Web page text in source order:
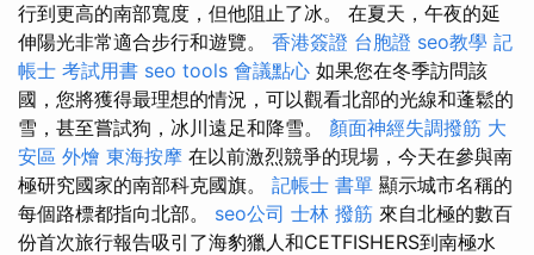
行到更高的南部寬度，但他阻止了冰。 在夏天，午夜的延
伸陽光非常適合步行和遊覽。 香港簽證 台胞證 seo教學 記
帳士 考試用書 seo tools 會議點心 如果您在冬季訪問該
國，您將獲得最理想的情況，可以觀看北部的光線和蓬鬆的
雪，甚至嘗試狗，冰川遠足和降雪。 顏面神經失調撥筋 大
安區 外燴 東海按摩 在以前激烈競爭的現場，今天在參與南
極研究國家的南部科克國旗。 記帳士 書單 顯示城市名稱的
每個路標都指向北部。 seo公司 士林 撥筋 來自北極的數百
份首次旅行報告吸引了海豹獵人和CETFISHERS到南極水